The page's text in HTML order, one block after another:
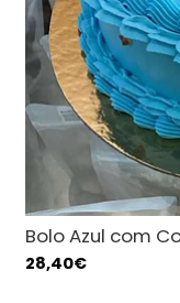
Bolo Azul com
28,40€